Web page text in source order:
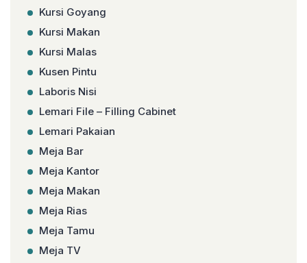
Kursi Goyang
Kursi Makan
Kursi Malas
Kusen Pintu
Laboris Nisi
Lemari File – Filling Cabinet
Lemari Pakaian
Meja Bar
Meja Kantor
Meja Makan
Meja Rias
Meja Tamu
Meja TV